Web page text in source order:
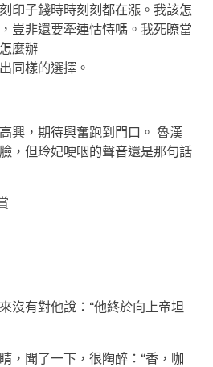
印子錢時時刻刻都在漲。我該怎
豈非還要牽連怙恃嗎。我死瞭當
麼辦
同樣的選擇。
興，期待興奮跑到門口。 魯漢
，但玲妃哽咽的聲音還是那句話
沒有對他說：“他終於向上帝坦
，聞了一下，很陶醉：“香，咖